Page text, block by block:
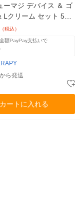
ーマジ デバイス ＆ ゴ
Lクリーム セット 50m
（税込）
額PayPay支払いで
ら発送
カートに入れる